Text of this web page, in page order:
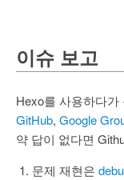
이슈 보고
Hexo를 사용하다가
GitHub, Google
약 답이 없다면
문제 재현은